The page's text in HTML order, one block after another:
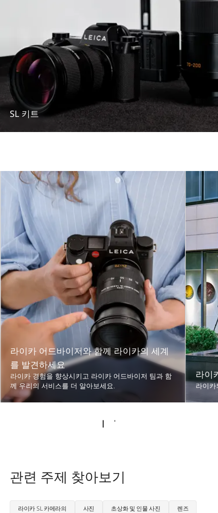
SL 키트
라이카 어드바이저와 함께 라이카의 세계
를 발견하세요
라이카 경험을 향상시키고 라이카 어드바이저 팀과 함
께 우리의 서비스를 더 알아보세요.
라이
라이카
관련 주제 찾아보기
라이카 SL 카메라의 사진 초상화 및 인물 사진 렌즈